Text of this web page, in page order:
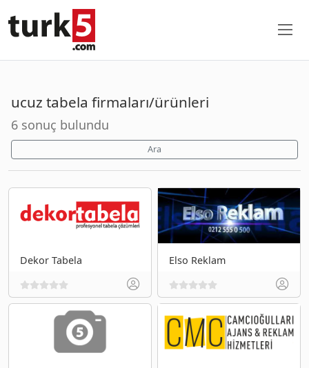
ucuz tabela firmaları/ürünleri
6 sonuç bulundu
Ara
Dekor Tabela Elso Reklam